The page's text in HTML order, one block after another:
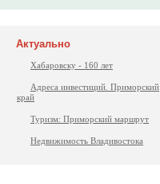
Актуально
Хабаровску - 160 лет
Адреса инвестиций. Приморский
край
Туризм: Приморский маршрут
Недвижимость Владивостока